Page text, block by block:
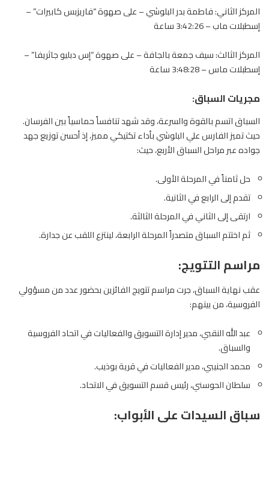
المركز الثاني: فاطمة بدر البلوشي – على صهوة “فاريزبس كابيرات” –
إسطبلات ماب – 3:42:26 ساعة
المركز الثالث: سيف جمعة بالجافة – على صهوة “إس دبليو جاثريفا” –
إسطبلات ماس – 3:48:28 ساعة
مجريات السباق:
السباق اتسم بالقوة والسرعة، وقد شهد تنافساً حماسياً بين الفرسان.
حيث تميزالفارسعلي البلوشي بأداء تكتيكي مميز، إذ أحسن توزيع جهد
جواده عبر مراحل السباق الأربع، حيث:
حل ثامناً في المرحلة الأولى.
تقدم إلى الرابع في الثانية.
ارتقى إلى الثاني في المرحلة الثالثة.
ثم اختتم السباق متصدراً المرحلة الرابعة، لينتزع اللقب عن جدارة.
مراسم التتويج:
عقب نهاية السباق، جرت مراسم تتويج الفائزين بحضور عدد من مسؤولي
الفروسية، من بينهم:
عبد الله النقبي، مدير إدارة التسويق والفعاليات في اتحاد الفروسية
والسباق.
محمد الجنيبي، مدير الفعاليات في قرية بوذيب.
سلطان الحوسني، رئيس قسم التسويق في الاتحاد.
سباق السيدات على الأبواب: